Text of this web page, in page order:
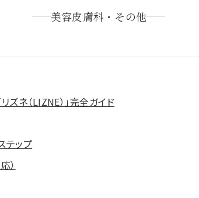
美容皮膚科・その他
ズネ（LIZNE）」完全ガイド
テップ
）